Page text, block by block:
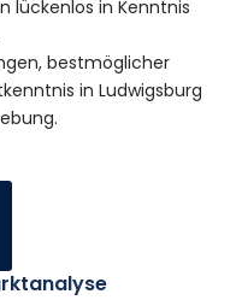
lückenlos in Kenntnis
bestmöglicher
in Ludwigsburg